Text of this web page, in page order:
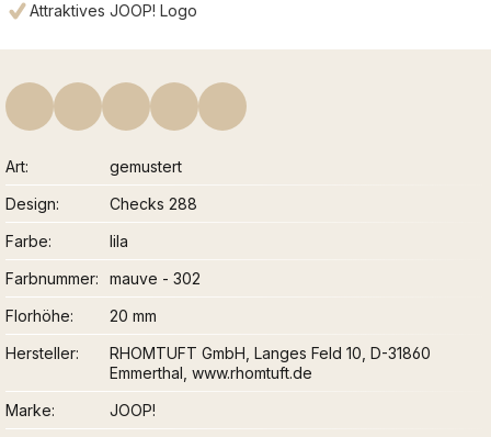
Attraktives JOOP! Logo
Art
gemustert
Design
Checks 288
Farbe
lila
Farbnummer
mauve - 302
Florhöhe
20 mm
Hersteller
RHOMTUFT GmbH, Langes Feld 10, D-31860
Emmerthal, www.rhomtuft.de
Marke
JOOP!